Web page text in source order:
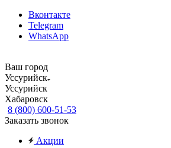
Вконтакте
Telegram
WhatsApp
Ваш город
Уссурийск
Уссурийск
Хабаровск
8 (800) 600-51-53
Заказать звонок
Акции